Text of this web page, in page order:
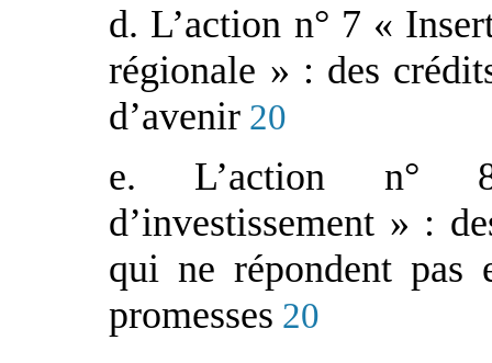
d. L’action n° 7 «
régionale » : des
d’avenir 20
e. L’action n°
d’investissement » :
qui ne répondent pas
promesses 20